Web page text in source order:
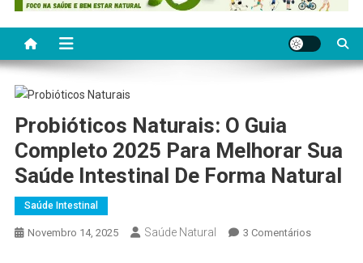
Probióticos Naturais: O Guia
Completo 2025 Para Melhorar Sua
Saúde Intestinal De Forma Natural
Saúde Intestinal
Novembro 14, 2025 Saúde Natural 3 ComentáriosEm